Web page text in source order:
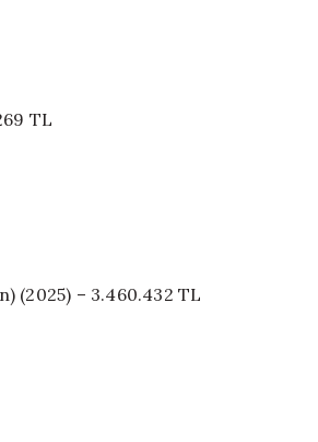
TL
(2025) – 3.460.432 TL